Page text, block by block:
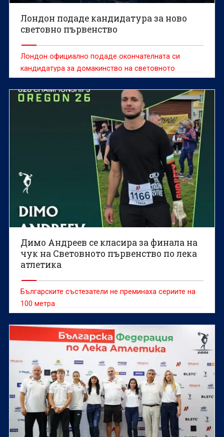
Лондон подаде кандидатура за ново
световно първенство
Лондон официално подаде окончателната си
кандидатура за домакинство на световното
първенство по лека атлетика през 2029 година.
Димо Андреев се класира за финала на
чук на Световното първенство по лека
атлетика
Българските състезатели не преминаха сериите на
100 метра